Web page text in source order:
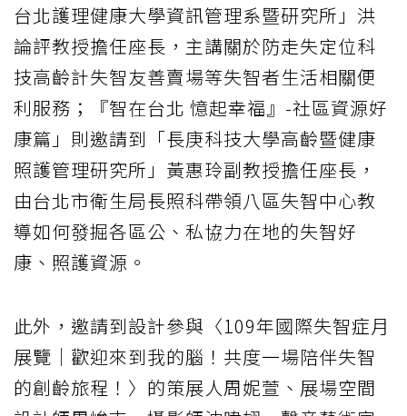
台北護理健康大學資訊管理系暨研究所」洪
論評教授擔任座長，主講關於防走失定位科
技高齡計失智友善賣場等失智者生活相關便
利服務；『智在台北 憶起幸福』-社區資源好
康篇」則邀請到「長庚科技大學高齡暨健康
照護管理研究所」黃惠玲副教授擔任座長，
由台北市衛生局長照科帶領八區失智中心教
導如何發掘各區公、私協力在地的失智好
康、照護資源。
此外，邀請到設計參與〈109年國際失智症月
展覽｜歡迎來到我的腦！共度一場陪伴失智
的創齡旅程！〉的策展人周妮萱、展場空間